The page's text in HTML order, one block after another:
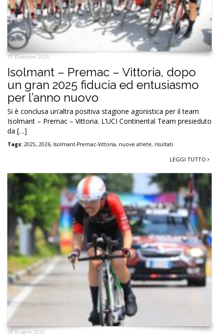
17 Dicembre 2025
Isolmant – Premac – Vittoria, dopo
un gran 2025 fiducia ed entusiasmo
per l’anno nuovo
Si è conclusa un’altra positiva stagione agonistica per il team
Isolmant – Premac – Vittoria. L’UCI Continental Team presieduto
da […]
Tags: 2025, 2026, Isolmant-Premac-Vittoria, nuove atlete, risultati
LEGGI TUTTO
28 Giugno 2025